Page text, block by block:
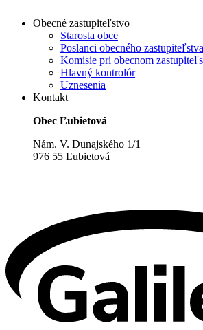
Obecné zastupiteľstvo
Starosta obce
Poslanci obecného zastupiteľstva
Komisie pri obecnom
Hlavný kontrolór
Uznesenia
Kontakt
Obec Ľubietová
Nám. V. Dunajského 1/1
976 55 Ľubietová